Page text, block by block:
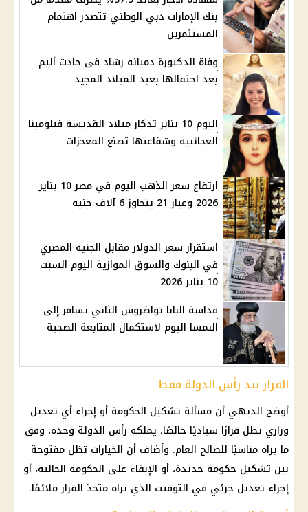
بنك الإمارات دبي الوطني تتصدر اهتمام
المستثمرين
وفاة الدكتورة دميانة رشاد في حادث أليم
بعد احتفالها بعيد الميلاد المجيد
اليوم 10 يناير تذكار ميلاد القديسة فيلومينا
العجائبية وشفاعتها تصنع المعجزات
ارتفاع سعر الذهب اليوم في مصر 10 يناير
2026 وعيار 21 يتجاوز 6 آلاف جنيه
استقرار سعر الدولار مقابل الجنيه المصري
في البنوك والسوق الموازية اليوم السبت
10 يناير 2026
قداسة البابا تواضروس الثاني يسافر إلى
النمسا اليوم لاستكمال المتابعة الصحية
القرار بيد رأس الدولة فقط
أوضح الديهي أن مسألة تشكيل الحكومة أو إجراء أي تعديل
وزاري تظل قرارًا سياديًا خالصًا، يملكه رأس الدولة وحده، وفق
ما يراه مناسبًا للصالح العام. وأضاف أن الخيارات تظل مفتوحة
بين تشكيل حكومة جديدة، أو الإبقاء على الحكومة الحالية، أو
إجراء تعديل جزئي في التوقيت الذي يراه متخذ القرار ملائمًا.